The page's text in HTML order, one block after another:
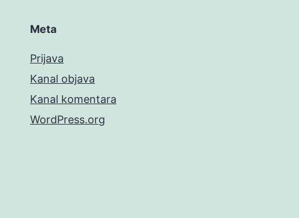
Meta
Prijava
Kanal objava
Kanal komentara
WordPress.org